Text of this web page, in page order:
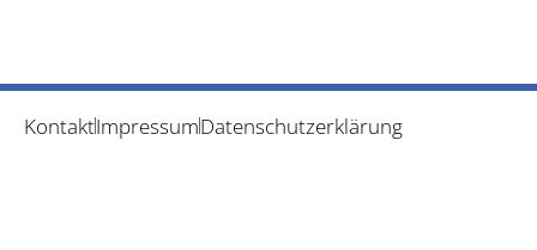
KontaktImpressumDatenschutzerklärung